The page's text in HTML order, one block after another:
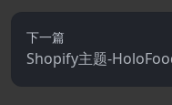
下一篇
Shopify主题-